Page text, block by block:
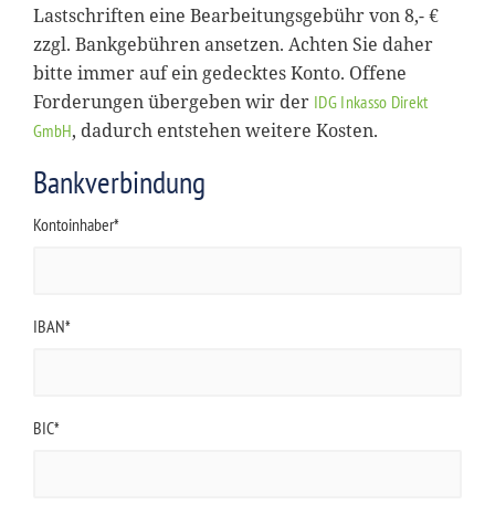
Lastschriften eine Bearbeitungsgebühr von 8,- €
zzgl. Bankgebühren ansetzen. Achten Sie daher
bitte immer auf ein gedecktes Konto. Offene
Forderungen übergeben wir der IDG Inkasso Direkt
GmbH, dadurch entstehen weitere Kosten.
Bankverbindung
Kontoinhaber*
IBAN*
BIC*